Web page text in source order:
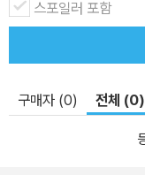
스포일러 포함
구매자 (0) 전체 (0)